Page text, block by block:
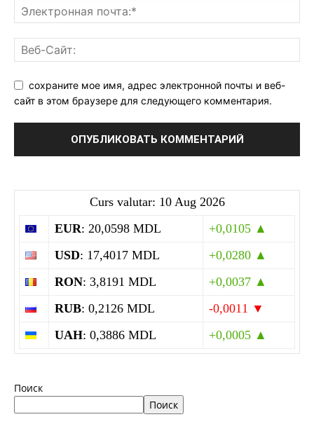
сохраните мое имя, адрес электронной почты и веб-
сайт в этом браузере для следующего комментария.
Curs valutar: 10 Aug 2026
EUR: 20,0598 MDL
+0,0105 ▲
USD: 17,4017 MDL
+0,0280 ▲
RON: 3,8191 MDL
+0,0037 ▲
RUB: 0,2126 MDL
-0,0011 ▼
UAH: 0,3886 MDL +0,0005 ▲
Поиск
Поиск